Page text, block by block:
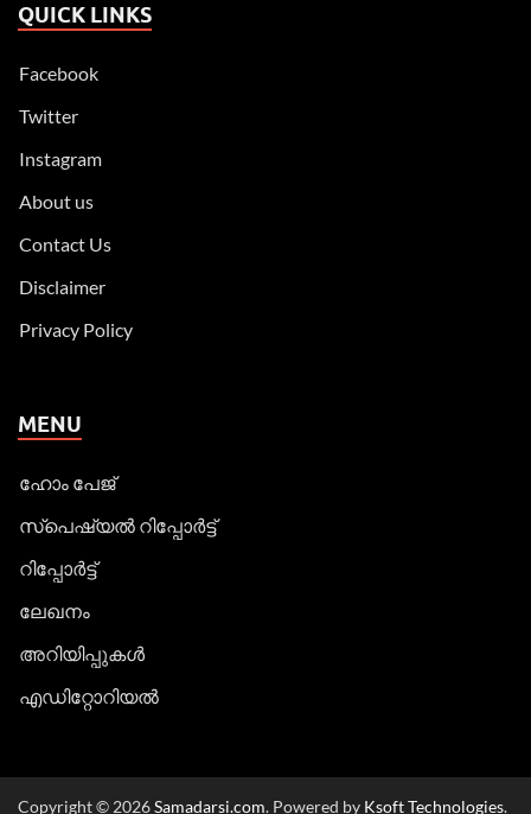
QUICK LINKS
Facebook
Twitter
Instagram
About us
Contact Us
Disclaimer
Privacy Policy
MENU
ഹോം പേജ്
സ്പെഷ്യൽ റിപ്പോര്‍ട്ട്
റിപ്പോര്‍ട്ട്
ലേഖനം
അറിയിപ്പുകള്‍
എഡിറ്റോറിയല്‍
Copyright © 2026Samadarsi.com. Powered by Ksoft Technologies.